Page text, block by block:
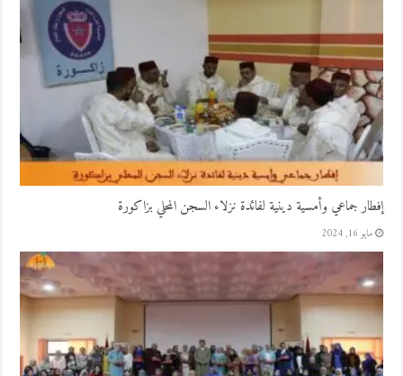
إفطار جماعي وأمسية دينية لفائدة نزلاء السجن المحلي بزاكورة
مايو 16, 2024